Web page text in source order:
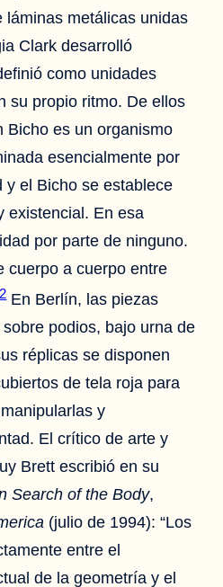
láminas metálicas unidas
Clark desarrolló
como unidades
su propio ritmo. De ellos
Bicho es un organismo
esencialmente por
y el Bicho se establece
existencial. En esa
por parte de ninguno.
cuerpo a cuerpo entre
2En Berlín, las piezas
podios, bajo urna de
réplicas se disponen
de tela roja para
y
El crítico de arte y
Brett escribió en su
Search of the Body,
(julio de 1994): “Los
entre el
de la geometría y el